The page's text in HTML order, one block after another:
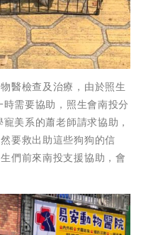
醫檢查及治療，由於照生
需要協助，照生會南投分
美系的蕭老師請求協助，
要救出助這些狗狗的信
們前來南投支援協助，會